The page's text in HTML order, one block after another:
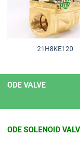
21H8KE120
ODE VALVE
ODE SOLENOID